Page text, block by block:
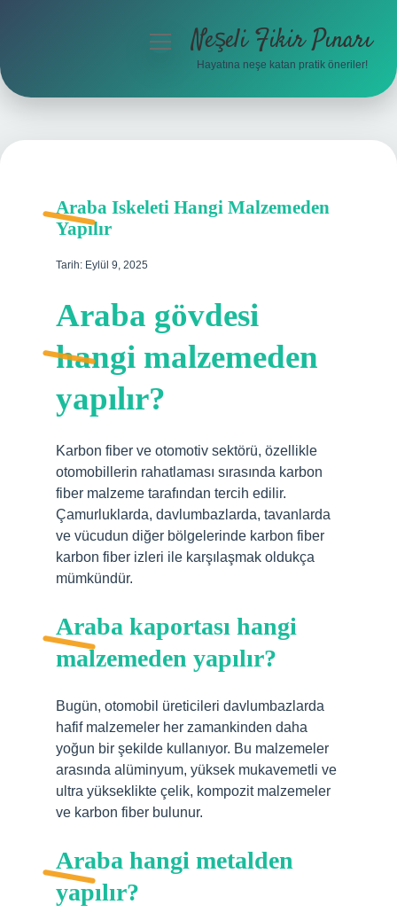
Hakkımızda
menüyüNeşeli Fikir Pınarı
Hayatına neşe katan pratik öneriler!
Araba Iskeleti Hangi Malzemeden
Yapılır
Tarih: Eylül 9, 2025
Araba gövdesi
hangi malzemeden
yapılır?
Karbon fiber ve otomotiv sektörü, özellikle
otomobillerin rahatlaması sırasında karbon
fiber malzeme tarafından tercih edilir.
Çamurluklarda, davlumbazlarda, tavanlarda
ve vücudun diğer bölgelerinde karbon fiber
karbon fiber izleri ile karşılaşmak oldukça
mümkündür.
Araba kaportası hangi
malzemeden yapılır?
Bugün, otomobil üreticileri davlumbazlarda
hafif malzemeler her zamankinden daha
yoğun bir şekilde kullanıyor. Bu malzemeler
arasında alüminyum, yüksek mukavemetli ve
ultra yükseklikte çelik, kompozit malzemeler
ve karbon fiber bulunur.
Araba hangi metalden
yapılır?